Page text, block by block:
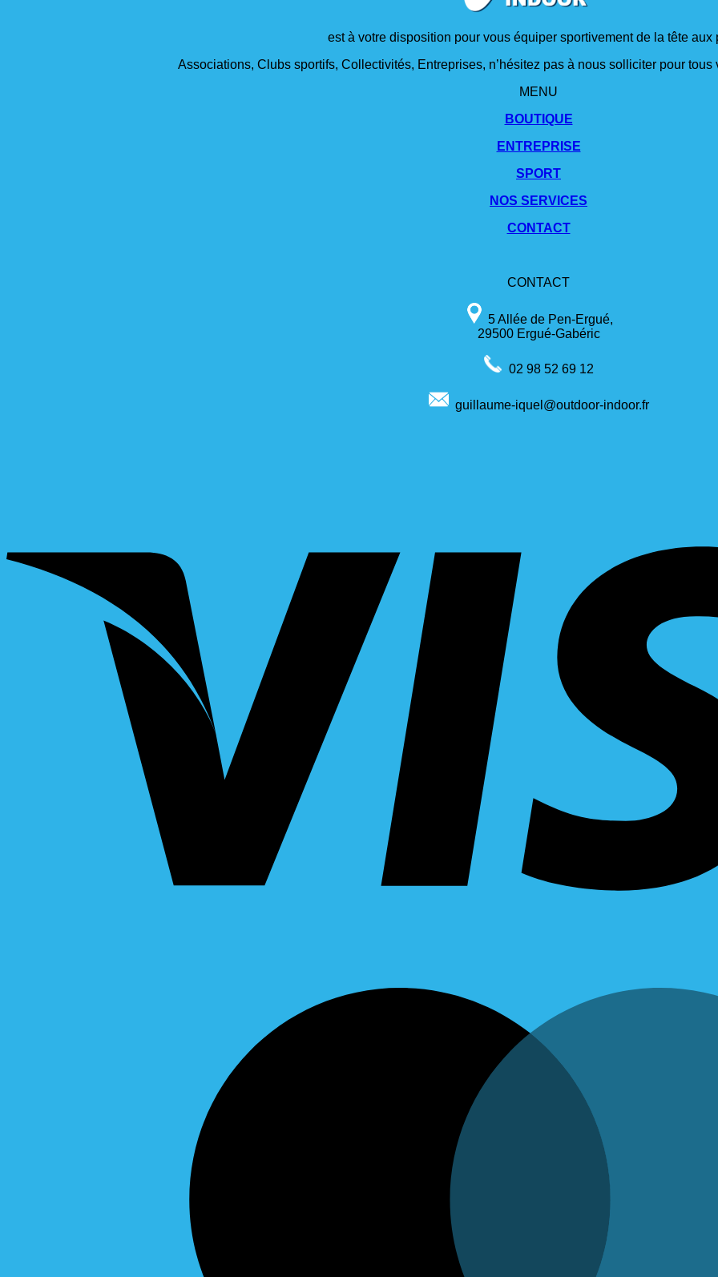
est à votre disposition pour vous équiper sportivement de la tête aux
Associations, Clubs sportifs, Collectivités, Entreprises, n’hésitez pas à nous solliciter pour
MENU
BOUTIQUE
ENTREPRISE
SPORT
NOS SERVICES
CONTACT
CONTACT
5 Allée de Pen-Ergué,
29500 Ergué-Gabéric
02 98 52 69 12
guillaume-iquel@outdoor-indoor.fr